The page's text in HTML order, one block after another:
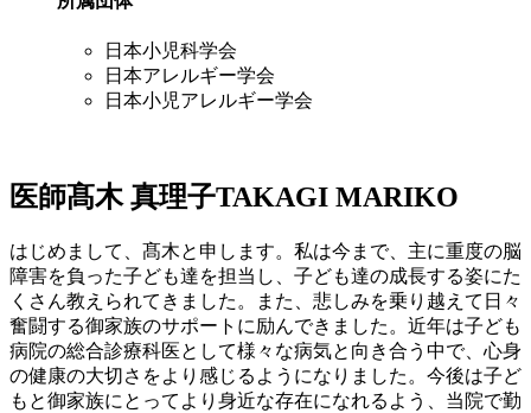
日本小児科学会
日本アレルギー学会
日本小児アレルギー学会
医師髙木 真理子TAKAGI MARIKO
はじめまして、髙木と申します。私は今まで、主に重度の脳
障害を負った子ども達を担当し、子ども達の成長する姿にた
くさん教えられてきました。また、悲しみを乗り越えて日々
奮闘する御家族のサポートに励んできました。近年は子ども
病院の総合診療科医として様々な病気と向き合う中で、心身
の健康の大切さをより感じるようになりました。今後は子ど
もと御家族にとってより身近な存在になれるよう、当院で勤